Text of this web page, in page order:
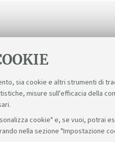
sia cookie e altri strumenti di
misure sull'efficacia della
cookie" e, se vuoi, potrai
nella sezione "Impostazione